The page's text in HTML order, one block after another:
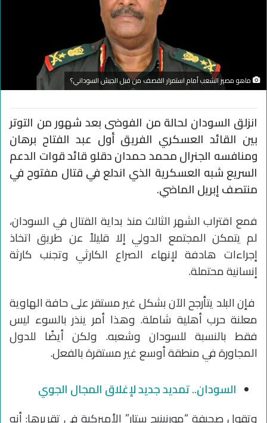
ماهو مصير الشعب أمام استمرار القصف من قبل الجيش السوداني؟
انزلق السودان لحالة من الفوضى بعد شهور من التوتر
بين القائد العسكري الفريق أول عبد الفتاح برهان
ومنافسه الجنرال محمد حمدان دقلو قائد قوات الدعم
السريع شبه العسكرية الذي اندلع في قتال مفتوح في
منتصف إبريل الماضي.
فمع اقتراب الشهر الثالث منذ بداية القتال في السودان،
لم يتمكن المجتمع الدولي إلا قليلاً عن طريق اتخاذ
إجراءات هادفة لإنهاء الصراع الكارثي وتجنب كارثة
إنسانية محتملة.
فإن البلد يتأرجح الآن بشكل غير مستقر على حافة الهاوية
معلنة حرب أهلية شاملة. وهذا أمر ينذر بالسوء ليس
فقط بالنسبة للسودان وشعبه. ولكن أيضًا للدول
المجاورة في منطقة أوسع غير مستقرة بالفعل.
السودان.. تمديد جديد لإغلاق المجال الجوي
وتقول صحيفة “مورنينيج ستار” الأميركية في تقريرها: أنه